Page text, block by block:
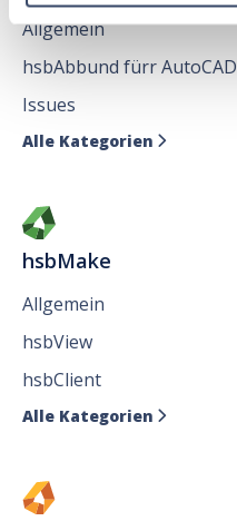
Allgemein
hsbAbbund fürr AutoCAD
Issues
Alle Kategorien 
hsbMake
Allgemein
hsbView
hsbClient
Alle Kategorien 